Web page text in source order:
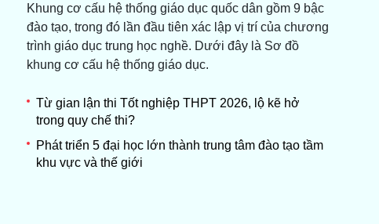
Khung cơ cấu hệ thống giáo dục quốc dân gồm 9 bậc
đào tạo, trong đó lần đầu tiên xác lập vị trí của chương
trình giáo dục trung học nghề. Dưới đây là Sơ đồ
khung cơ cấu hệ thống giáo dục.
Từ gian lận thi Tốt nghiệp THPT 2026, lộ kẽ hở
trong quy chế thi?
Phát triển 5 đại học lớn thành trung tâm đào tạo tầm
khu vực và thế giới